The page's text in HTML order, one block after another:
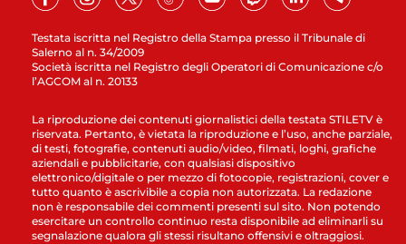
Testata iscritta nel Registro della Stampa presso il Tribunale di
Salerno al n. 34/2009
Società iscritta nel Registro degli Operatori di Comunicazione c/o
l’AGCOM al n. 20133
La riproduzione dei contenuti giornalistici della testata STILETV è
riservata. Pertanto, è vietata la riproduzione e l’uso, anche parziale,
di testi, fotografie, contenuti audio/video, filmati, loghi, grafiche
aziendali e pubblicitarie, con qualsiasi dispositivo
elettronico/digitale o per mezzo di fotocopie, registrazioni, cover e
tutto quanto è ascrivibile a copia non autorizzata. La redazione
non è responsabile dei commenti presenti sul sito. Non potendo
esercitare un controllo continuo resta disponibile ad eliminarli su
segnalazione qualora gli stessi risultano offensivi e oltraggiosi.